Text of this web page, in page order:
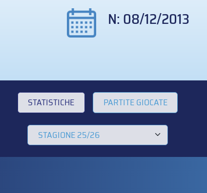
N: 08/12/2013
STATISTICHE PARTITE GIOCATE